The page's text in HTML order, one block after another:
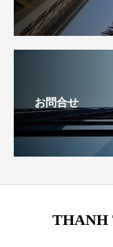
お問合せ
THANH